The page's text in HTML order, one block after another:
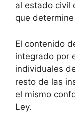
al estado civil
que
El contenido
integrado por
individuales
resto de las
el mismo
Ley.